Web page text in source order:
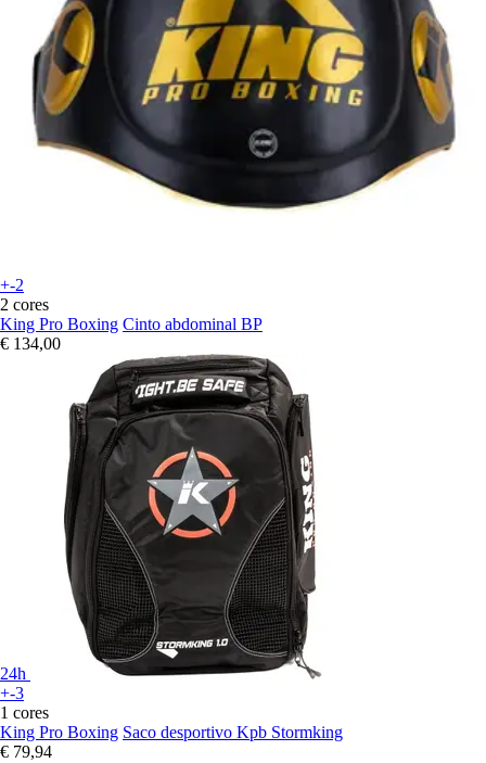
+-2
2 cores
King Pro Boxing Cinto abdominal BP
€ 134,00
24h
+-3
1 cores
King Pro Boxing Saco desportivo Kpb Stormking
€ 79,94